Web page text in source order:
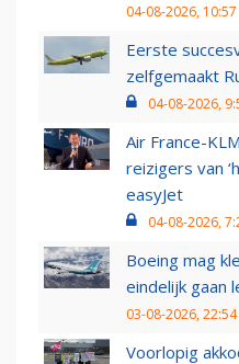
04-08-2026, 10:57
Eerste
zelfgemaakt
04-08-2026,
Air France-
reizigers van
easyJet
04-08-2026,
Boeing mag
eindelijk gaan
03-08-2026, 22:54
Voorlopig